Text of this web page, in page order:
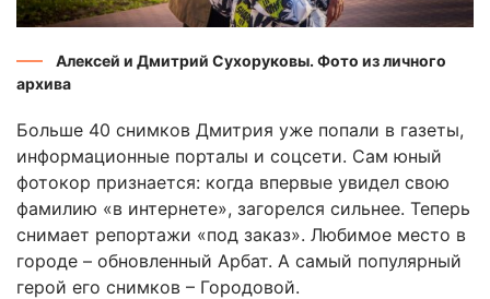
Алексей и Дмитрий Сухоруковы. Фото из личного
архива
Больше 40 снимков Дмитрия уже попали в газеты,
информационные порталы и соцсети. Сам юный
фотокор признается: когда впервые увидел свою
фамилию «в интернете», загорелся сильнее. Теперь
снимает репортажи «под заказ». Любимое место в
городе – обновленный Арбат. А самый популярный
герой его снимков – Городовой.